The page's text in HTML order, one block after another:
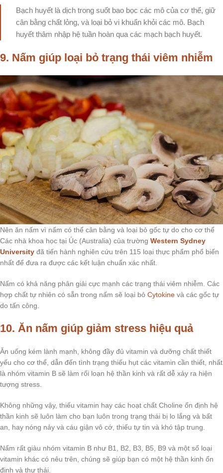
Bạch huyết là dịch trong suốt bao bọc các mô của cơ thể, giữ
cân bằng chất lỏng, và loại bỏ vi khuẩn khỏi các mô. Bạch
huyết thâm nhập hệ tuần hoàn qua các mạch bạch huyết.
9. Nấm giúp loại bỏ trạng thái viêm nhiễm
Nên ăn nấm vì nấm có thể cân bằng và loại bỏ gốc tự do cho cơ thể
Các nhà khoa học tại Úc (Australia) của trường Western Sydney
University đã tiến hành nghiên cứu trên 115 loại thực phẩm phổ biến
nhất để đưa ra được các kết luận chuẩn xác nhất.
Nấm có khả năng phân giải cực mạnh các trạng thái viêm nhiễm. Các
hợp chất tự nhiên có sẵn trong nấm sẽ loại bỏ Cytokine và các gốc tự
do tấn công.
10. Ăn nấm giúp giảm stress hiệu quả
Ăn uống kém lành mạnh, không đầy đủ vitamin và dưỡng chất thiết
yếu cho cơ thể, dẫn đến tình trạng thiếu hụt các vitamin cần thiết, nhất
là nhóm vitamin B sẽ làm rối loạn hệ thần kinh và rất dễ xảy ra hiện
tượng stress.
Không những vậy, thiếu vitamin hay các hoạt chất Choline ổn định hệ
thần kinh sẽ luôn làm cho bạn luôn trong trạng thái bị lo lắng và bất
an, hay nóng nảy và cáu giận vô cớ, thiếu tự tin và khó tập trung.
Nấm rất giàu nhóm vitamin B như B1, B2, B3, B5, B9 và một số loại
vitamin khác có nêu trên, chúng sẽ giúp bạn có một hệ thần kinh ổn
định và thư thái.